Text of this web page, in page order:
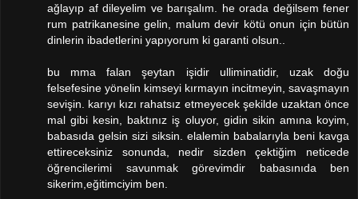
ağlayıp af dileyelim ve barışalım. he orada değilsem fener
rum patrikanesine gelin, malum devir kötü onun için bütün
dinlerin ibadetlerini yapıyorum ki garanti olsun..
bu mma falan şeytan işidir ulliminatidir, uzak doğu
felsefesine yönelin kimseyi kırmayın incitmeyin, savaşmayın
sevişin. karıyı kızı rahatsız etmeyecek şekilde uzaktan önce
mal gibi kesin, baktınız iş oluyor, gidin sikin amına koyim,
babasıda gelsin sizi siksin. elalemin babalarıyla beni kavga
ettireceksiniz sonunda, nedir sizden çektiğim neticede
öğrencilerimi savunmak görevimdir babasınıda ben
sikerim,eğitimciyim ben.